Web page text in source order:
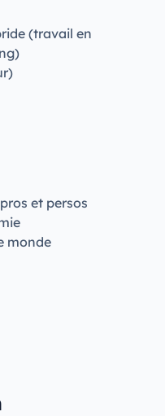
(travail en
et persos
monde